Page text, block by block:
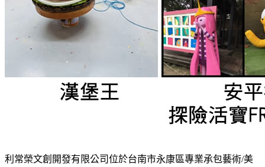
利常榮文創開發有限公司位於台南市永康區專業承包藝術/美